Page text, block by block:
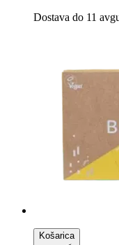
Dostava do 11
Košarica